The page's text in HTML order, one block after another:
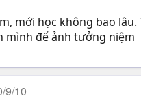
mới học không bao lâu.
mình để ảnh tưởng niệm
9/10